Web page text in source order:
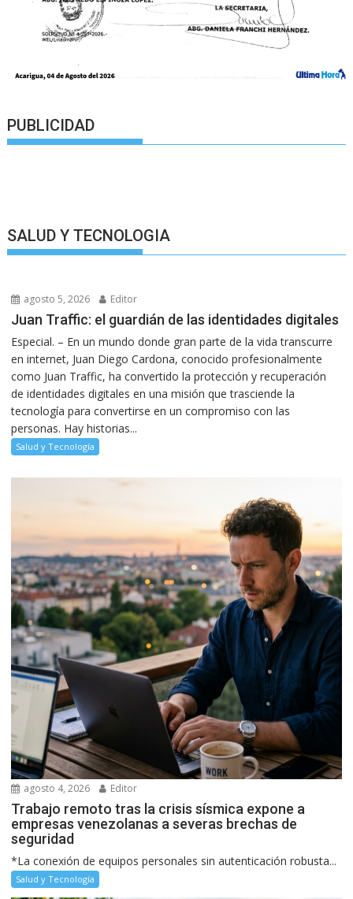
PUBLICIDAD
SALUD Y TECNOLOGIA
agosto 5, 2026 Editor
Juan Traffic: el guardián de las identidades digitales
Especial. – En un mundo donde gran parte de la vida transcurre
en internet, Juan Diego Cardona, conocido profesionalmente
como Juan Traffic, ha convertido la protección y recuperación
de identidades digitales en una misión que trasciende la
tecnología para convertirse en un compromiso con las
personas. Hay historias...
Salud y Tecnología
agosto 4, 2026 Editor
Trabajo remoto tras la crisis sísmica expone a
empresas venezolanas a severas brechas de
seguridad
*La conexión de equipos personales sin autenticación robusta...
Salud y Tecnología